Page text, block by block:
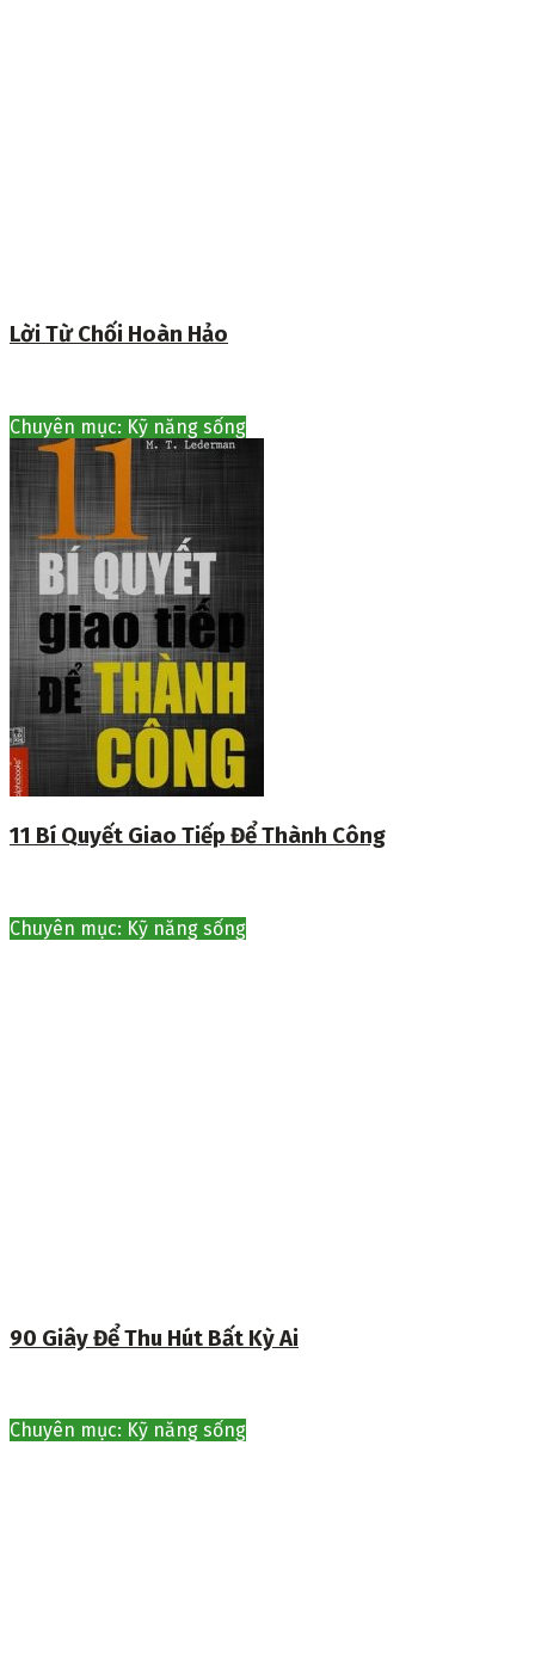
Lời Từ Chối Hoàn Hảo
Chuyên mục: Kỹ năng sống
11 Bí Quyết Giao Tiếp Để Thành Công
Chuyên mục: Kỹ năng sống
90 Giây Để Thu Hút Bất Kỳ Ai
Chuyên mục: Kỹ năng sống